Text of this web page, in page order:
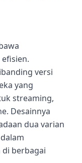
versi
yang
streaming,
Desainnya
dua varian
berbagai